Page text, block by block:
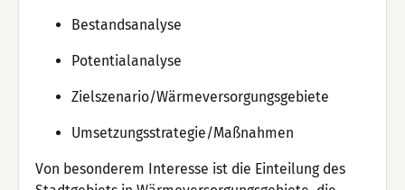
Bestandsanalyse
Potentialanalyse
Zielszenario/Wärmeversorgungsgebiete
Umsetzungsstrategie/Maßnahmen
Von besonderem Interesse ist die Einteilung des